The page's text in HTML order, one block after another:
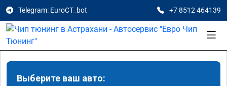
Telegram: EuroCT_bot +7 8512 464139
Выберите ваш авто: